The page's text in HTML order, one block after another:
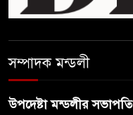
সম্পাদক মন্ডলী
উপদেষ্টা মন্ডলীর সভাপতি